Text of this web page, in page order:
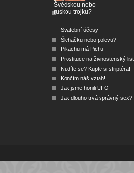
Švédskou nebo
ruskou trojku?
Svatební účesy
Šlehačku nebo polevu?
Pikachu má Pichu
Prostituce na živnostenský list
Nudíte se? Kupte si striptéra!
Končím náš vztah!
Jak jsme honili UFO
Jak dlouho trvá správný sex?